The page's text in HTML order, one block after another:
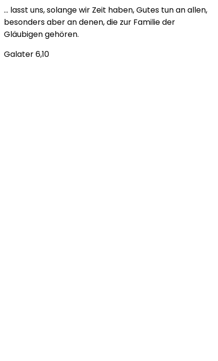
… lasst uns, solange wir Zeit haben, Gutes tun an allen,
besonders aber an denen, die zur Familie der
Gläubigen gehören.
Galater 6,10